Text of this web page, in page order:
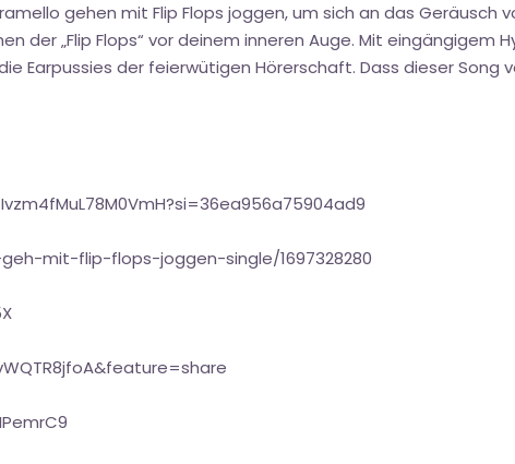
gehen mit Flip Flops joggen, um sich an das Geräusch
der „Flip Flops“ vor deinem inneren Auge. Mit eingängigem
Earpussies der feierwütigen Hörerschaft. Dass dieser
mit-flip-flops-joggen-single/1697328280